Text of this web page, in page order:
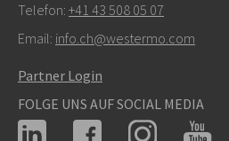
Telefon: +41 43 508 05 07
Email: info.ch@westermo.com
Partner Login
FOLGE UNS AUF SOCIAL MEDIA